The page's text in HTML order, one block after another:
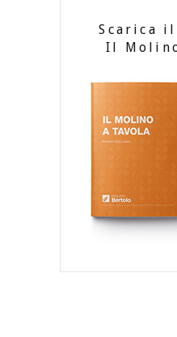
Scarica
Il